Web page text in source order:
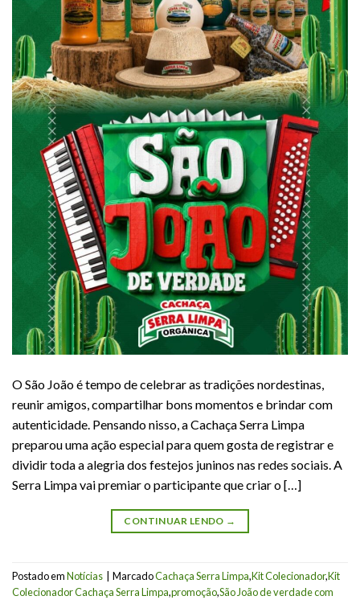
O São João é tempo de celebrar as tradições nordestinas,
reunir amigos, compartilhar bons momentos e brindar com
autenticidade. Pensando nisso, a Cachaça Serra Limpa
preparou uma ação especial para quem gosta de registrar e
dividir toda a alegria dos festejos juninos nas redes sociais. A
Serra Limpa vai premiar o participante que criar o […]
CONTINUAR LENDO →
Postado emNotícias MarcadoCachaça Serra Limpa,Kit Colecionador,Kit
Colecionador Cachaça Serra Limpa,promoção,São João de verdade com